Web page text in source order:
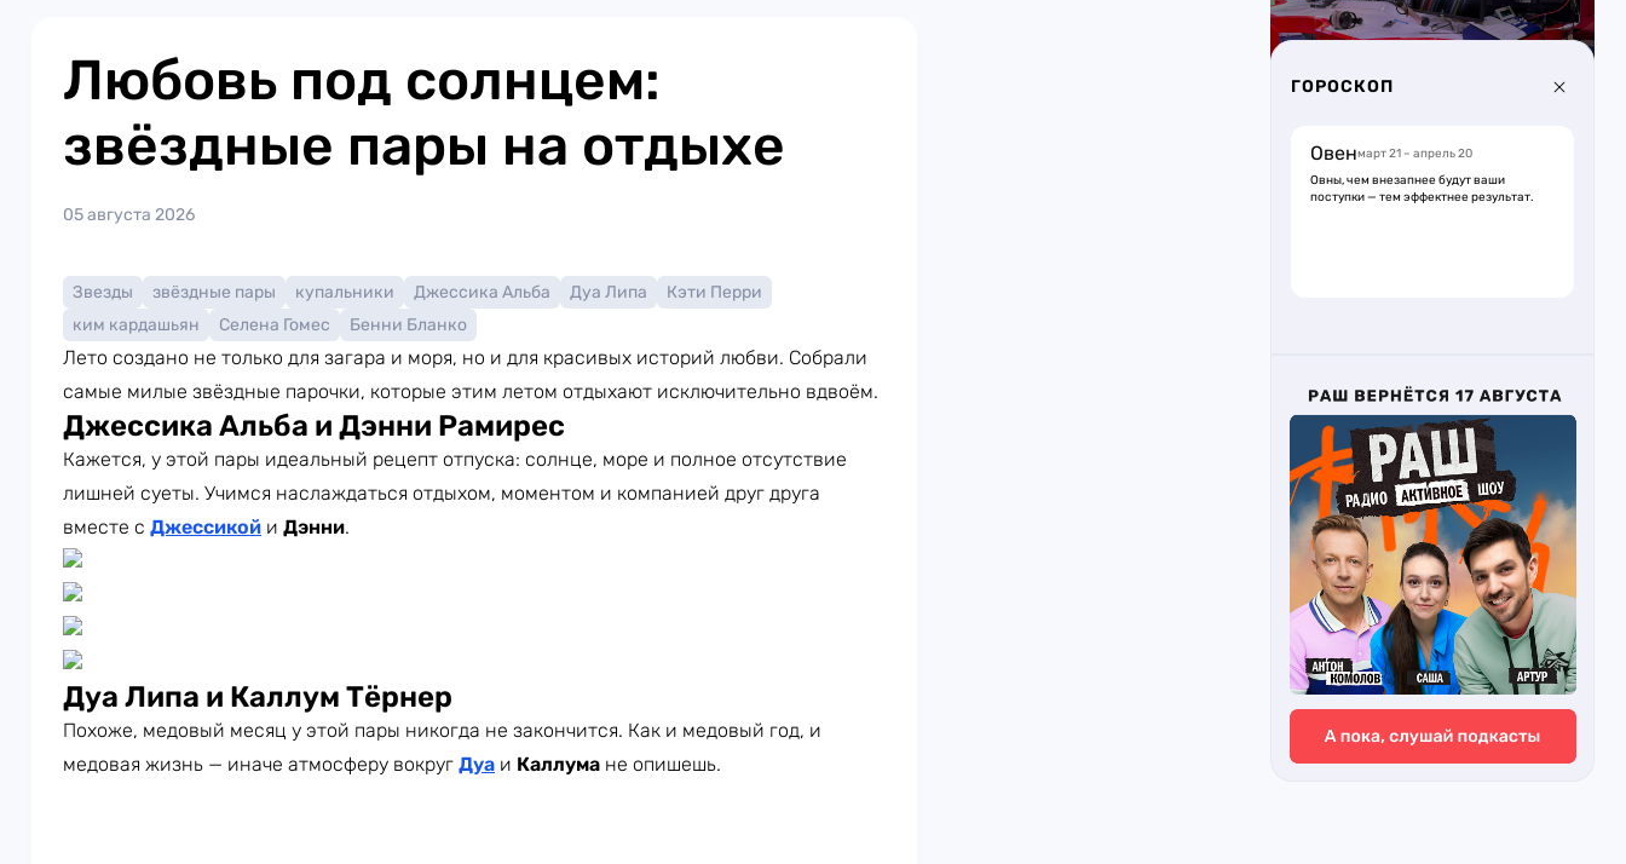
Любовь под солнцем:
звёздные пары на отдыхе
05 августа 2026
Звезды звёздные пары купальники Джессика Альба Дуа Липа
Кэти Перри
ким кардашьян
Селена Гомес Бенни Бланко
Лето создано не только для загара и моря, но и для красивых историй любви. Собрали
самые милые звёздные парочки, которые этим летом отдыхают исключительно вдвоём.
Джессика Альба и Дэнни Рамирес
Кажется, у этой пары идеальный рецепт отпуска: солнце, море и полное отсутствие
лишней суеты. Учимся наслаждаться отдыхом, моментом и компанией друг друга
вместе с Джессикой и Дэнни.
Дуа Липа и Каллум Тёрнер
Похоже, медовый месяц у этой пары никогда не закончится. Как и медовый год, и
медовая жизнь — иначе атмосферу вокруг Дуа и Каллума не опишешь.
ГОРОСКОП
Овенмарт 21 – апрель 20
Овны, чем внезапнее будут ваши
поступки — тем эффектнее результат.